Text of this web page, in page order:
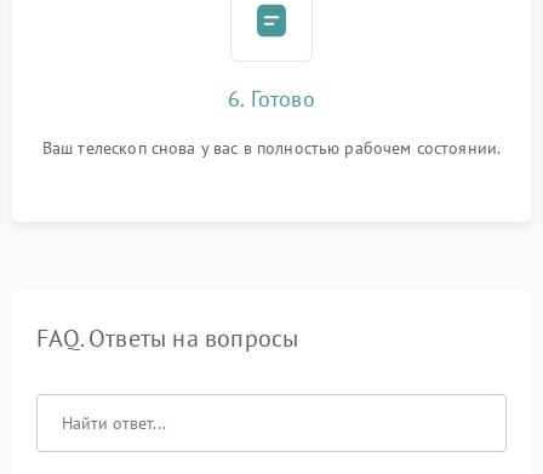
6. Готово
Ваш телескоп снова у вас в полностью рабочем состоянии.
FAQ. Ответы на вопросы